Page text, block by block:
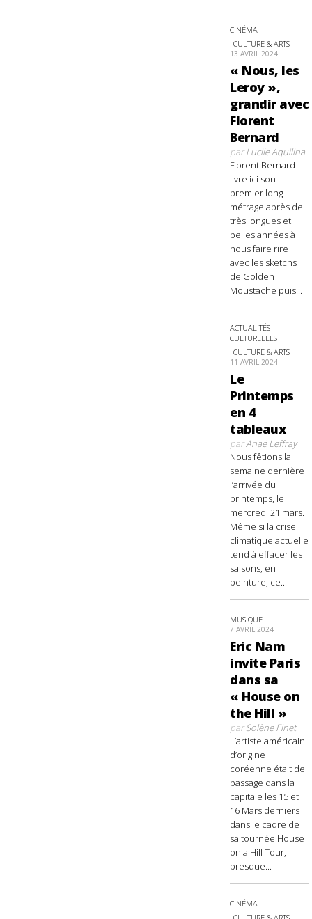
CINÉMA
CULTURE & ARTS
13 AVRIL 2024
« Nous, les
Leroy »,
grandir avec
Florent
Bernard
parLucile Aquilina
Florent Bernard
livre ici son
premier long-
métrage après de
très longues et
belles années à
nous faire rire
avec les sketchs
de Golden
Moustache puis...
ACTUALITÉS
CULTURELLES
CULTURE & ARTS
11 AVRIL 2024
Le
Printemps
en 4
tableaux
parAnaë Leffray
Nous fêtions la
semaine dernière
l’arrivée du
printemps, le
mercredi 21 mars.
Même si la crise
climatique actuelle
tend à effacer les
saisons, en
peinture, ce...
MUSIQUE
7 AVRIL 2024
Eric Nam
invite Paris
dans sa
« House on
the Hill »
parSolène Finet
L’artiste américain
d’origine
coréenne était de
passage dans la
capitale les 15 et
16 Mars derniers
dans le cadre de
sa tournée House
on a Hill Tour,
presque...
CINÉMA